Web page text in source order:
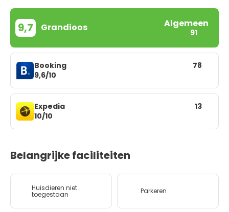
9,7 Grandioos Algemeen
91
Booking
9,6/10
78
Expedia
10/10
13
Belangrijke faciliteiten
Huisdieren niet
toegestaan Parkeren